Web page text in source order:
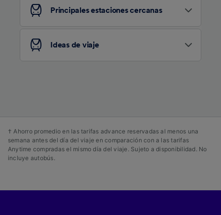
Principales estaciones cercanas
Ideas de viaje
† Ahorro promedio en las tarifas advance reservadas al menos una
semana antes del día del viaje en comparación con a las tarifas
Anytime compradas el mismo día del viaje. Sujeto a disponibilidad. No
incluye autobús.
publicidad y contenido, investigación de
audiencia y desarrollo de servicios.